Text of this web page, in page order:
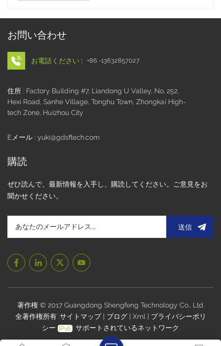
プロセスによって決まります。液晶材料:液晶材料の種類によ
Nematic）モードとFSTN（Film-compensated Super
Twisted Nematic）モードは、分子配列と光学応答が異なり
野角に限界がある場合があります。一方、FSTN液晶はコン
トラスト比と視野角性能に優れています。これらの特性は、
LCDが周囲光を変調する方法に直接影響し、ひいては背景色
向を制御する重要な部品です。透過率、偏光度、そして様々
景色に影響を与えます。高品質の偏光板は光をより効果的に
フィルタリング・制御し、より純粋で鮮明な背景色を実現し
ケーション要件技術の進歩と製品体験に対する消費者の期待
の高まりにより、スーパーホワイト背景 LCD ソリューション
マートで美しい進化により、 スーパーホワイト背景LCDディ
的なプレゼンテーションを提供します。例えば、高級炊飯器
製品では、スーパーホワイトガラスパネルとLCDディスプレ
報を明瞭に表示できるだけでなく、炊飯器の洗練されたモダ
電子棚札（ESL）と小売端末電子棚札は、低消費電力で価格
情報を長期間表示することが求められます。超白色背景LCD
従来の紙ラベルに美的に似ているだけでなく、白い背景と黒
い文字とのコントラストが高く、消費者の注目を集め、情報
お問い合わせ
お電話ください : +86 -13632857027
住所 : Factory Building #7, Liandong U Valley, No. 252,
Hexi Road, Sanhe Village, Tonghu Town, Zhongkai High-
tech Zone, Huizhou City
Eメール : yuki@gdsftech.com
購読
ぜひ読んで、最新情報を入手し、購読してください。ご意見をお
聞かせください。
送信
著作権 © 2017 Guangdong Shengfeng Technology Co., Ltd.
全著作権所有 . サイトマップ ブログ Xml
プライバシーポリ
シー
サポートされているネットワーク